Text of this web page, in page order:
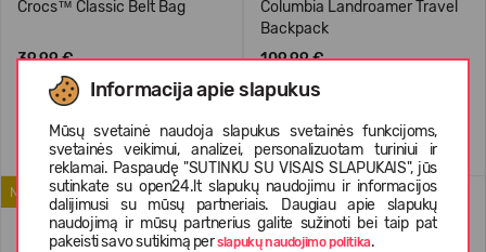
Informacija apie slapukus
Mūsų svetainė naudoja slapukus svetainės funkcijoms,
svetainės veikimui, analizei, personalizuotam turiniui ir
reklamai. Paspaudę "SUTINKU SU VISAIS SLAPUKAIS", jūs
sutinkate su open24.lt slapukų naudojimu ir informacijos
dalijimusi su mūsų partneriais. Daugiau apie slapukų
naudojimą ir mūsų partnerius galite sužinoti bei taip pat
pakeisti savo sutikimą perslapukų naudojimo politika.
Crocs™ Classic Belt Bag
39,99 €
Columbia Landroamer Travel
Backpack
109,99 €
NAUJIENA